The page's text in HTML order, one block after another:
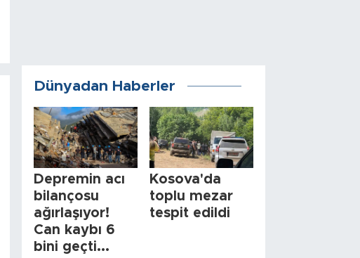
Dünyadan Haberler
Depremin acı
bilançosu
ağırlaşıyor!
Can kaybı 6
bini geçti...
Kosova'da
toplu mezar
tespit edildi